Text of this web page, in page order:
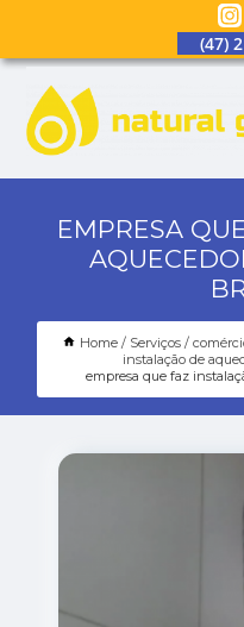
(47)
EMPRESA
Home Serviços
instalação de
empresa que faz